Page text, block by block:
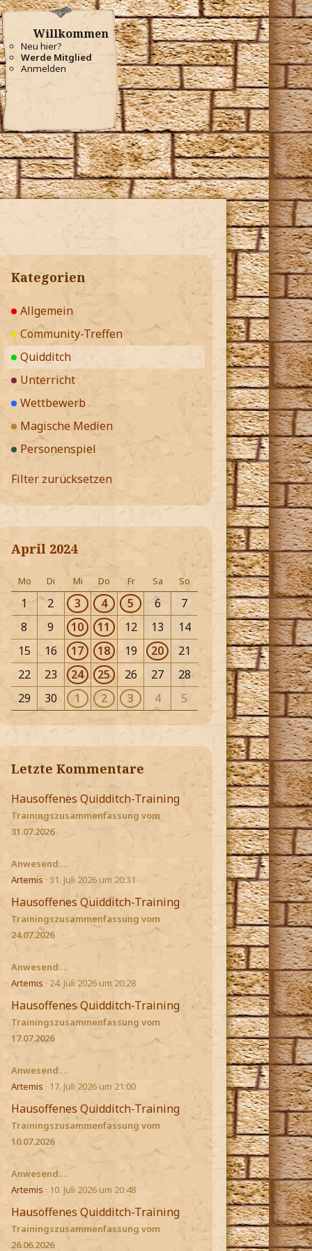
Willkommen
Neu hier?
Werde Mitglied
Anmelden
Kategorien
Allgemein
Community-Treffen
Quidditch
Unterricht
Wettbewerb
Magische Medien
Personenspiel
Filter zurücksetzen
April 2024
Mo Di Mi Do Fr Sa So
1 2 3 4 5 6
7
8
9 10 11 12 13
14
15
16 17 18 19 20
21
22
23 24 25 26 27
28
29
30 1 2 3 4 5
Letzte Kommentare
Hausoffenes Quidditch-Training
Trainingszusammenfassung vom
31.07.2026
Anwesend:…
Artemis 31. Juli 2026 um 20:31
Hausoffenes Quidditch-Training
Trainingszusammenfassung vom
24.07.2026
Anwesend:…
Artemis
24. Juli 2026 um 20:28
Hausoffenes Quidditch-Training
Trainingszusammenfassung vom
17.07.2026
Anwesend:…
Artemis
17. Juli 2026 um 21:00
Hausoffenes Quidditch-Training
Trainingszusammenfassung vom
10.07.2026
Anwesend:…
Artemis
10. Juli 2026 um 20:48
Hausoffenes Quidditch-Training
Trainingszusammenfassung vom
26.06.2026